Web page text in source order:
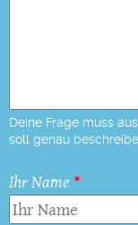
Deine Frage muss
soll genau
Ihr Name